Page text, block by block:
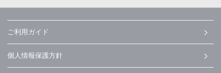
ご利用ガイド
個人情報保護方針